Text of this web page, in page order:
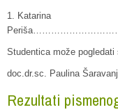
1. Katarina
Studentica može
doc.dr.sc. Paulina
Rezultati